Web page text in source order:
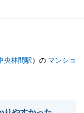
、お気軽にお声
央林間駅）の マンショ